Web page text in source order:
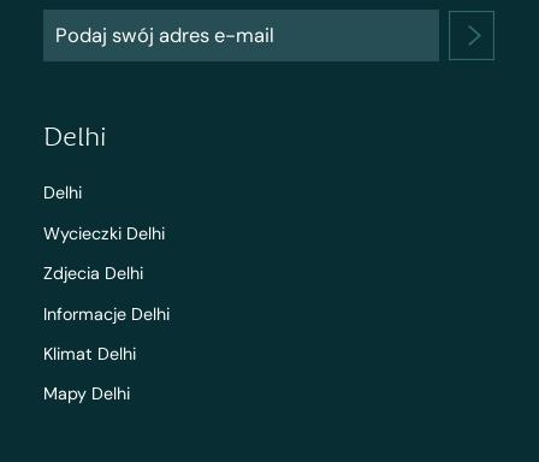
Delhi
Delhi
Wycieczki Delhi
Zdjecia Delhi
Informacje Delhi
Klimat Delhi
Mapy Delhi